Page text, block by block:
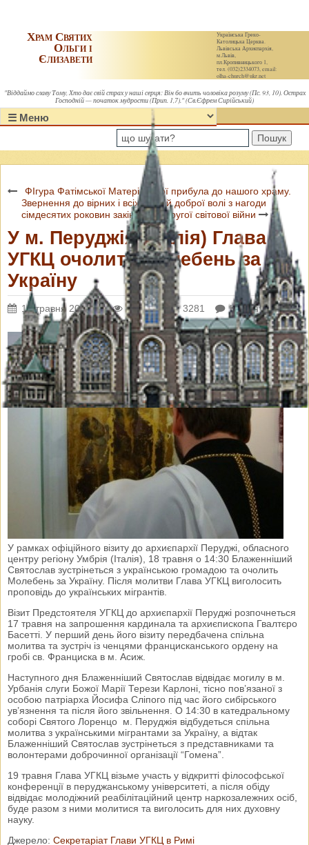
Українська Греко-
Католицька Церква.
Львівська Архиєпархія,
м.Львів,
пл.Кропивницького 1,
тел. (032)2334073, email:
olha-church@ukr.net
Храм Святих
Ольги і
Єлизавети
"Віддаймо славу Тому, Хто дає свій страх у наші серця: Він бо вчить чоловіка розуму (Пс. 93, 10). Острах
Господній — початок мудрости (Прип. 1,7)." (Св.Єфрем Сирійський)
Пошук
ФІгура Фатімської Матері Божої прибула до нашого храму.
Звернення до вірних і всіх людей доброї волі з нагоди
сімдесятих роковин закінчення Другої світової війни
У м. Перуджія (Італія) Глава
УГКЦ очолить Молебень за
Україну
15 травня 2017 р. Переглядів: 3281 Коментарі: 0
У рамках офіційного візиту до архиєпархії Перуджі, обласного
центру регіону Умбрія (Італія), 18 травня о 14:30 Блаженніший
Святослав зустрінеться з українською громадою та очолить
Молебень за Україну. Після молитви Глава УГКЦ виголосить
проповідь до українських мігрантів.
Візит Предстоятеля УГКЦ до архиєпархії Перуджі розпочнеться
17 травня на запрошення кардинала та архиєпископа Гвалтєро
Басетті. У перший день його візиту передбачена спільна
молитва та зустріч із ченцями францисканського ордену на
гробі св. Франциска в м. Асиж.
Наступного дня Блаженніший Святослав відвідає могилу в м.
Урбанія слуги Божої Марії Терези Карлоні, тісно пов’язаної з
особою патріарха Йосифа Сліпого під час його сибірського
ув’язнення та після його звільнення. О 14:30 в катедральному
соборі Святого Лоренцо м. Перуджія відбудеться спільна
молитва з українськими мігрантами за Україну, а відтак
Блаженніший Святослав зустрінеться з представниками та
волонтерами доброчинної організації “Гомена”.
19 травня Глава УГКЦ візьме участь у відкритті філософської
конференції в перуджанському університеті, а після обіду
відвідає молодіжний реабілітаційний центр наркозалежних осіб,
буде разом з ними молитися та виголосить для них духовну
науку.
Джерело: Секретаріат Глави УГКЦ в Римі